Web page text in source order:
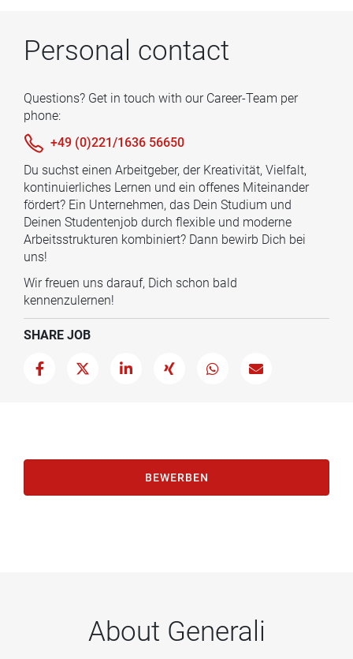
Personal contact
Questions? Get in touch with our Career-Team per
phone:
+49 (0)221/1636 56650
Du suchst einen Arbeitgeber, der Kreativität, Vielfalt,
kontinuierliches Lernen und ein offenes Miteinander
fördert? Ein Unternehmen, das Dein Studium und
Deinen Studentenjob durch flexible und moderne
Arbeitsstrukturen kombiniert? Dann bewirb Dich bei
uns!
Wir freuen uns darauf, Dich schon bald
kennenzulernen!
SHARE JOB
BEWERBEN
About Generali